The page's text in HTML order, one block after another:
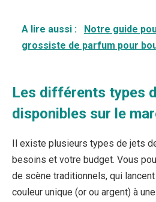
A lire aussi :
Notre guide
grossiste de parfum pour
Les différents types
disponibles sur le
Il existe plusieurs types de jets
besoins et votre budget. Vous
de scène traditionnels, qui
couleur unique (or ou argent) à